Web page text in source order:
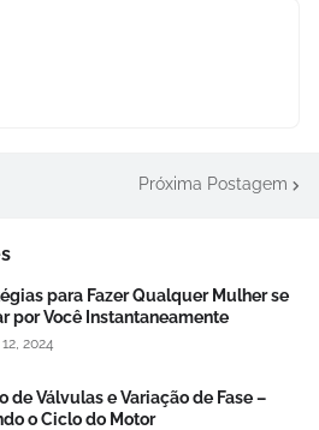
Próxima Postagem
para Fazer Qualquer Mulher se
por Você Instantaneamente
2024
de Válvulas e Variação de Fase –
o Ciclo do Motor